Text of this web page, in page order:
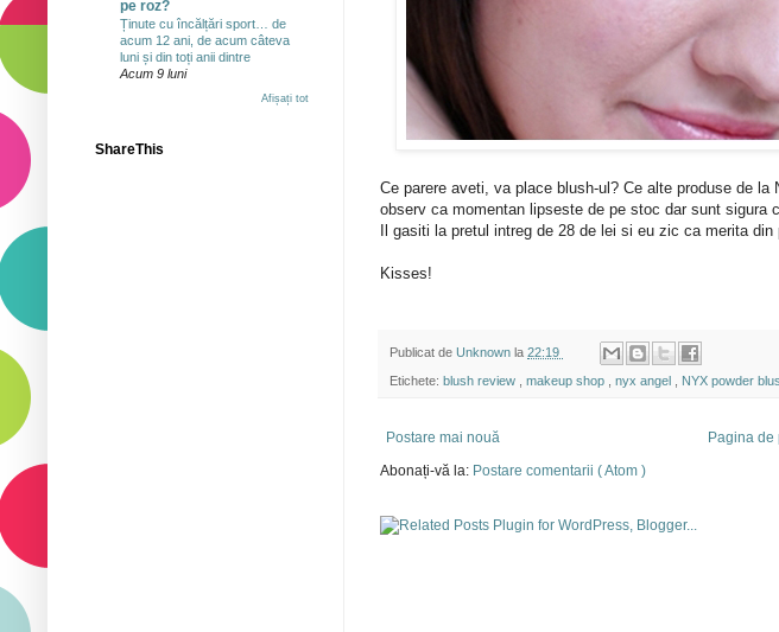
Ce parere aveti, va place blush-ul? Ce alte produse de
observ ca momentan lipseste de pe stoc dar sunt sigura
Il gasiti la pretul intreg de 28 de lei si eu zic ca merita din
Kisses!
Publicat de Unknown la 22:19
Etichete: blush review makeup shop nyx angel NYX powder
Postare mai nouă
Pagina de
Abonați-vă la: Postare comentarii ( Atom )
pe roz?
Ținute cu încălțări sport… de
acum 12 ani, de acum câteva
luni și din toți anii dintre
Acum 9 luni
Afișați tot
ShareThis